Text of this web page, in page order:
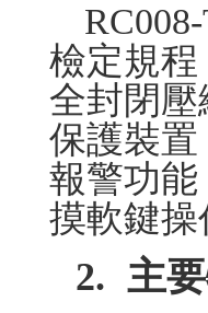
檢定規
全封閉
保護裝
報警功
摸軟鍵操
2. 主